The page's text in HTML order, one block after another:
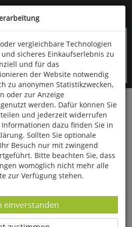
überspringen
9323-960
Verlag
Vereinssport
Verschiedenes
vergleichbare Technologien
sicheres Einkaufserlebnis zu
und für das
der Website notwendig
zu anonymen Statistikzwecken,
oder zur Anzeige
werden. Dafür können Sie
und jederzeit widerrufen
dazu finden Sie in
Sollten Sie optionale
Besuch nur mit zwingend
Bitte beachten Sie, dass
womöglich nicht mehr alle
zur Verfügung stehen.
-
einverstanden